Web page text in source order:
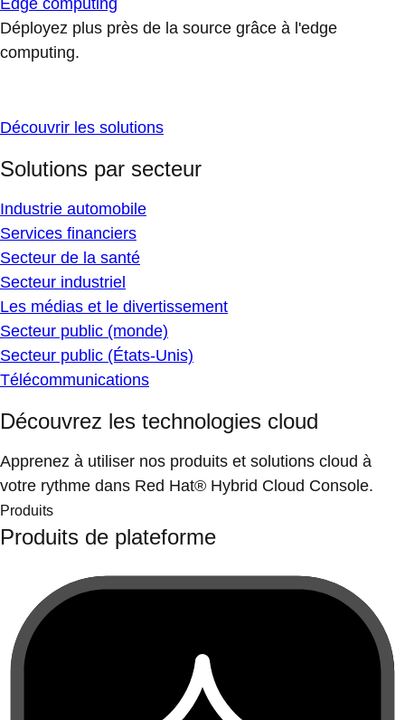
Edge computing
Déployez plus près de la source grâce à l'edge
computing.
Découvrir les solutions
Solutions par secteur
Industrie automobile
Services financiers
Secteur de la santé
Secteur industriel
Les médias et le divertissement
Secteur public (monde)
Secteur public (États-Unis)
Télécommunications
Découvrez les technologies cloud
Apprenez à utiliser nos produits et solutions cloud à
votre rythme dans Red Hat® Hybrid Cloud Console.
Produits
Produits de plateforme